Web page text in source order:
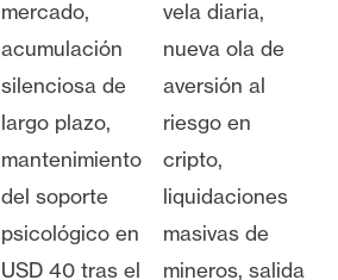
mercado,
acumulación
silenciosa de
largo plazo,
mantenimiento
del soporte
psicológico en
USD 40 tras el
vela diaria,
nueva ola de
aversión al
riesgo en
cripto,
liquidaciones
masivas de
mineros, salida